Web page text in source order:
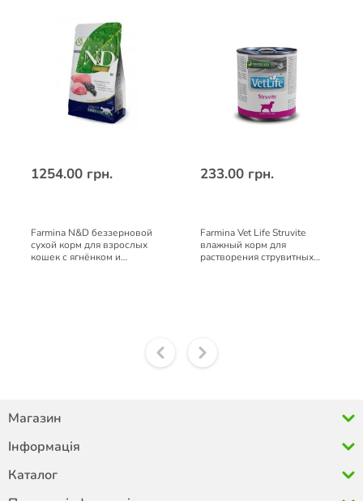
1254.00 грн.
Farmina N&D беззерновой
сухой корм для взрослых
кошек с ягнёнком и
233.00 грн.
Farmina Vet Life Struvite
влажный корм для
растворения струвитных
Магазин
Інформація
Каталог